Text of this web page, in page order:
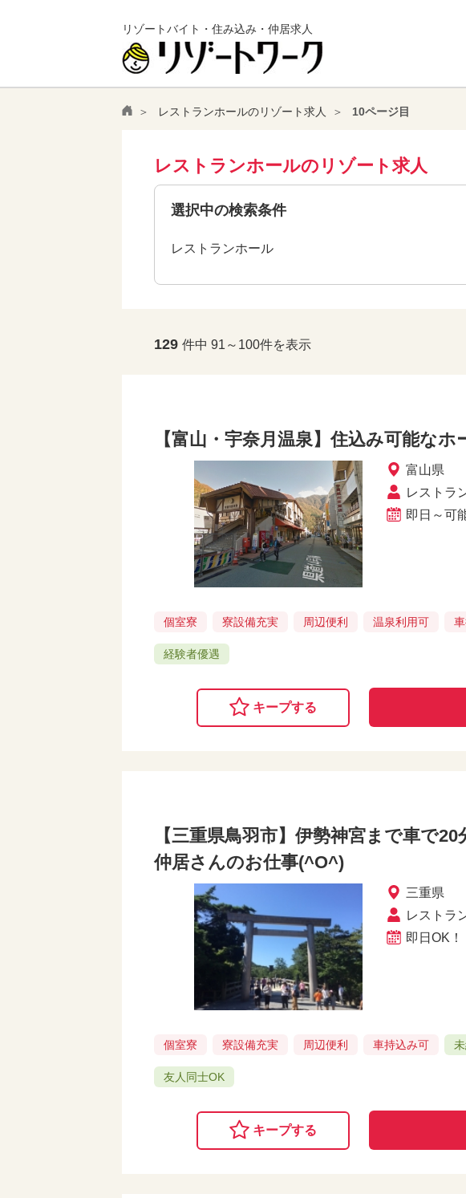
リゾートバイト・住み込み・仲居求人
レストランホールのリゾート求人 10ページ目
レストランホールのリゾート求人
選択中の検索条件
レストランホール
129 件中 91～100件を表示
【富山・宇奈月温泉】住込み可能な
富山県
レストラ
即日～可
個室寮 寮設備充実 周辺便利 温泉利用可
経験者優遇
キープする
【三重県鳥羽市】伊勢神宮まで車で
仲居さんのお仕事(^O^)
三重県
レストラ
即日OK！
個室寮 寮設備充実 周辺便利 車持込み可
友人同士OK
キープする